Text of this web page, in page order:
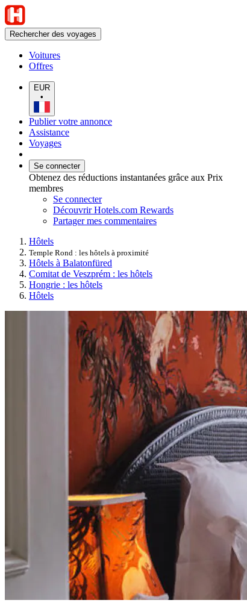
Rechercher des voyages
Voitures
Offres
EUR
•
Publier votre annonce
Assistance
Voyages
Se connecter
Obtenez des réductions instantanées grâce aux Prix
membres
Se connecter
Découvrir Hotels.com Rewards
Partager mes commentaires
Hôtels
Temple Rond : les hôtels à proximité
Hôtels à Balatonfüred
Comitat de Veszprém : les hôtels
Hongrie : les hôtels
Hôtels